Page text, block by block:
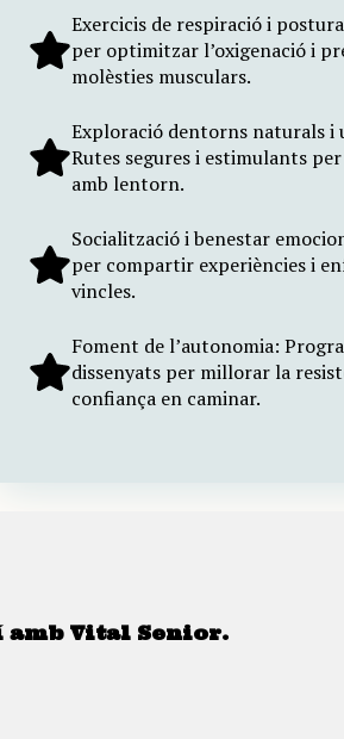
Exercicis de respiració i
per optimitzar l’oxigenació i
molèsties musculars.
Exploració dentorns naturals i
Rutes segures i estimulants
amb lentorn.
Socialització i benestar
per compartir experiències i
vincles.
Foment de l’autonomia:
dissenyats per millorar la
confiança en caminar.
amb Vital Senior.